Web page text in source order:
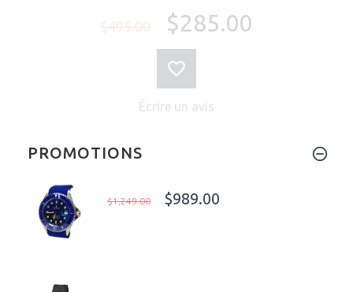
$495.00 $285.00
Écrire un avis
PROMOTIONS
$1,249.00 $989.00